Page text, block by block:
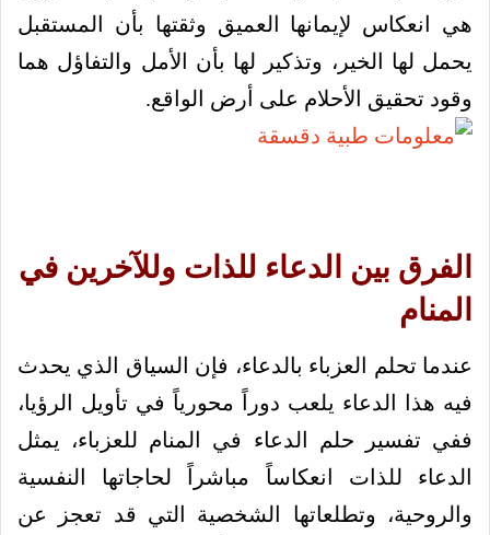
هي انعكاس لإيمانها العميق وثقتها بأن المستقبل
يحمل لها الخير، وتذكير لها بأن الأمل والتفاؤل هما
وقود تحقيق الأحلام على أرض الواقع.
الفرق بين الدعاء للذات وللآخرين في
المنام
عندما تحلم العزباء بالدعاء، فإن السياق الذي يحدث
فيه هذا الدعاء يلعب دوراً محورياً في تأويل الرؤيا،
ففي تفسير حلم الدعاء في المنام للعزباء، يمثل
الدعاء للذات انعكاساً مباشراً لحاجاتها النفسية
والروحية، وتطلعاتها الشخصية التي قد تعجز عن